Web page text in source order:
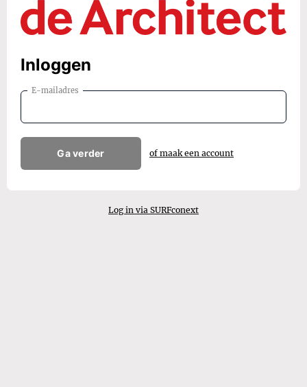
Inloggen
E-mailadres
Ga verder of maak een account
Log in via SURFconext